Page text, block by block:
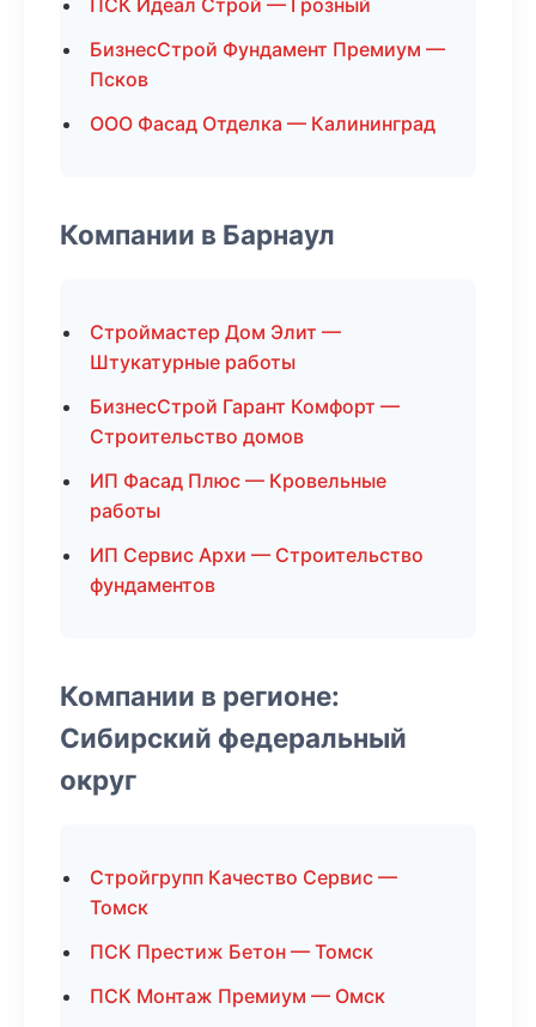
ПСК Идеал Строй — Грозный
БизнесСтрой Фундамент Премиум —
Псков
ООО Фасад Отделка — Калининград
Компании в Барнаул
Строймастер Дом Элит —
Штукатурные работы
БизнесСтрой Гарант Комфорт —
Строительство домов
ИП Фасад Плюс — Кровельные
работы
ИП Сервис Архи — Строительство
фундаментов
Компании в регионе:
Сибирский федеральный
округ
Стройгрупп Качество Сервис —
Томск
ПСК Престиж Бетон — Томск
ПСК Монтаж Премиум — Омск